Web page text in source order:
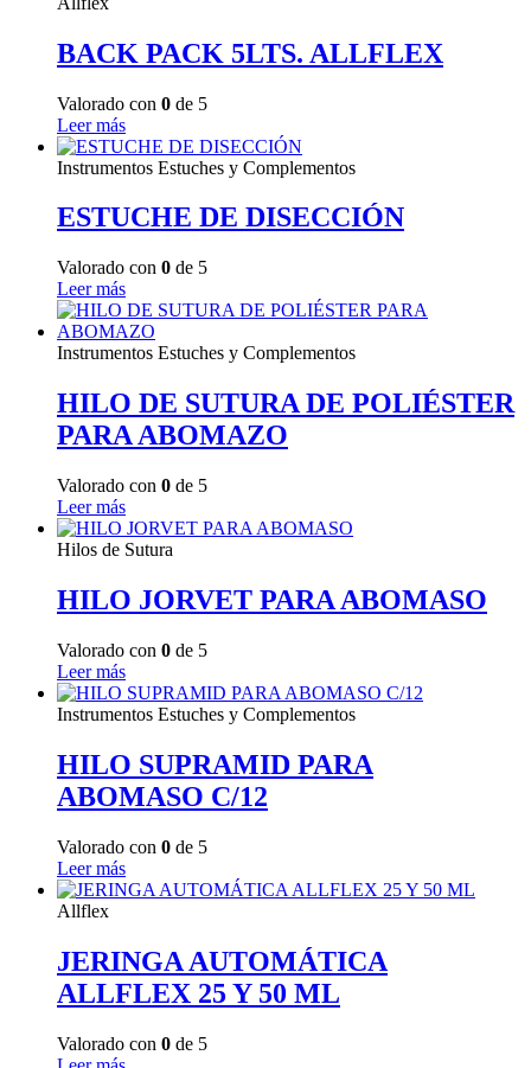
BACK PACK 5LTS. ALLFLEX
Valorado con 0 de 5
Leer más
Instrumentos Estuches y Complementos
ESTUCHE DE DISECCIÓN
Valorado con 0 de 5
Leer más
Instrumentos Estuches y Complementos
HILO DE SUTURA DE POLIÉSTER
PARA ABOMAZO
Valorado con 0 de 5
Leer más
Hilos de Sutura
HILO JORVET PARA ABOMASO
Valorado con 0 de 5
Leer más
Instrumentos Estuches y Complementos
HILO SUPRAMID PARA
ABOMASO C/12
Valorado con 0 de 5
Leer más
Allflex
JERINGA AUTOMÁTICA
ALLFLEX 25 Y 50 ML
Valorado con 0 de 5